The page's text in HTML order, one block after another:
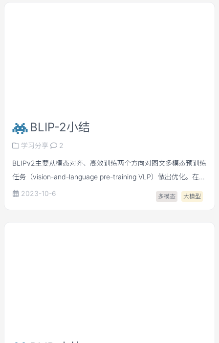
BLIP-2小结
学习分享 2
BLIPv2主要从模态对齐、高效训练两个方向对图文多模态预训练
任务（vision-and-language pre-training VLP）做出优化。在模
态对齐上提出了一个轻量架构QFormer（querying
transformer）来建立图像-文本的桥梁。在高效多模态训练上，
2023-10-6 多模态 大模型